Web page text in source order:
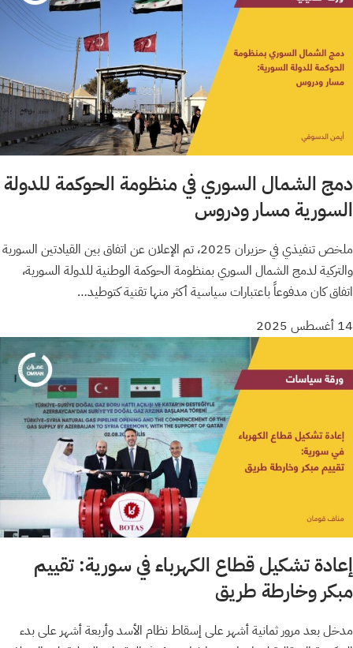
دمج الشمال السوري في منظومة الحوكمة للدولة
السورية مسار ودروس
ملخص تنفيذي في حزيران 2025، تم الإعلان عن اتفاق بين القيادتين السورية
والتركية لدمج الشمال السوري بمنظومة الحوكمة الوطنية للدولة السورية،
اتفاق كان مدفوعاً باعتبارات سياسية أكثر منها تقنية كتوطيد…
14 أغسطس 2025
إعادة تشكيل قطاع الكهرباء في سورية: تقييم
مبكر وخارطة طريق
مدخل بعد مرور ثمانية أشهر على إسقاط نظام الأسد وأربعة أشهر على بدء